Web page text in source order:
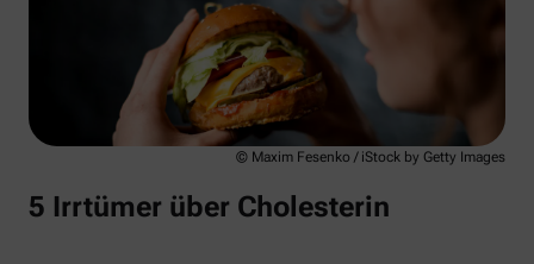
© Maxim Fesenko / iStock by Getty Images
5 Irrtümer über Cholesterin